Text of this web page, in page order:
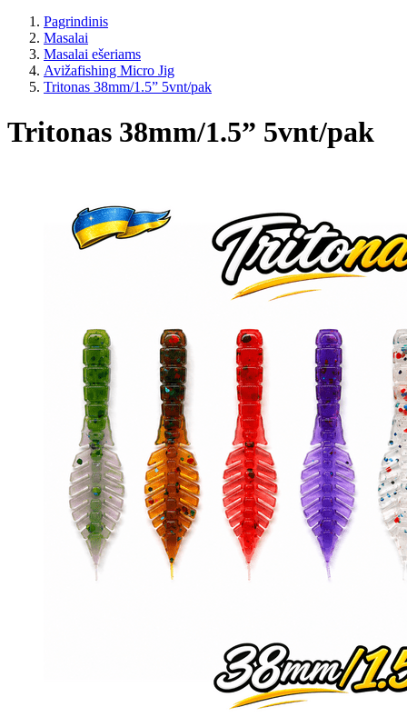
Pagrindinis
Masalai
Masalai ešeriams
Avižafishing Micro Jig
Tritonas 38mm/1.5” 5vnt/pak
Tritonas 38mm/1.5” 5vnt/pak